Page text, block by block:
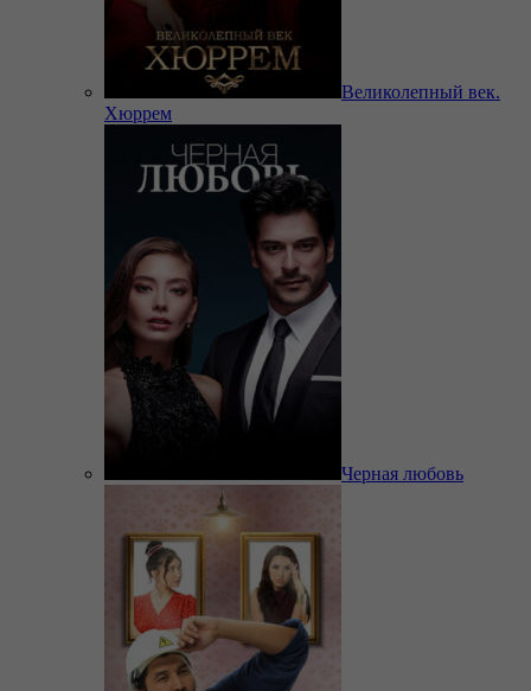
Великолепный век.
Хюррем
Черная любовь